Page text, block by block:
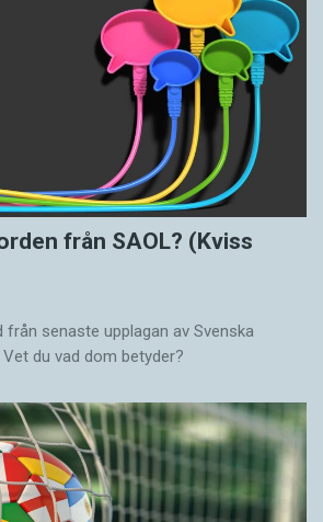
från SAOL? (Kviss
från senaste upplagan av Svenska
du vad dom betyder?